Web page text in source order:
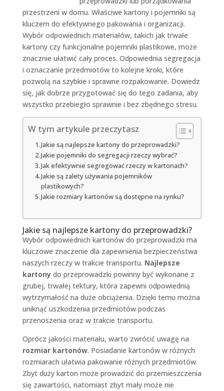
przestrzeni w domu. Właściwe kartony i pojemniki są
kluczem do efektywnego pakowania i organizacji.
Wybór odpowiednich materiałów, takich jak trwałe
kartony czy funkcjonalne pojemniki plastikowe, może
znacznie ułatwić cały proces. Odpowiednia segregacja
i oznaczanie przedmiotów to kolejne kroki, które
pozwolą na szybkie i sprawne rozpakowanie. Dowiedz
się, jak dobrze przygotować się do tego zadania, aby
wszystko przebiegło sprawnie i bez zbędnego stresu.
W tym artykule przeczytasz
Jakie są najlepsze kartony do przeprowadzki?
Jakie pojemniki do segregacji rzeczy wybrać?
Jak efektywnie segregować rzeczy w kartonach?
Jakie są zalety używania pojemników
plastikowych?
Jakie rozmiary kartonów są dostępne na rynku?
Jakie są najlepsze kartony do przeprowadzki?
Wybór odpowiednich kartonów do przeprowadzki ma
kluczowe znaczenie dla zapewnienia bezpieczeństwa
naszych rzeczy w trakcie transportu. Najlepsze
kartonydo przeprowadzki powinny być wykonane z
grubej, trwałej tektury, która zapewni odpowiednią
wytrzymałość na duże obciążenia. Dzięki temu można
uniknąć uszkodzenia przedmiotów podczas
przenoszenia oraz w trakcie transportu.
Oprócz jakości materiału, warto zwrócić uwagę na
rozmiar kartonów. Posiadanie kartonów w różnych
rozmiarach ułatwia pakowanie różnych przedmiotów.
Zbyt duży karton może prowadzić do przemieszczenia
się zawartości, natomiast zbyt mały może nie